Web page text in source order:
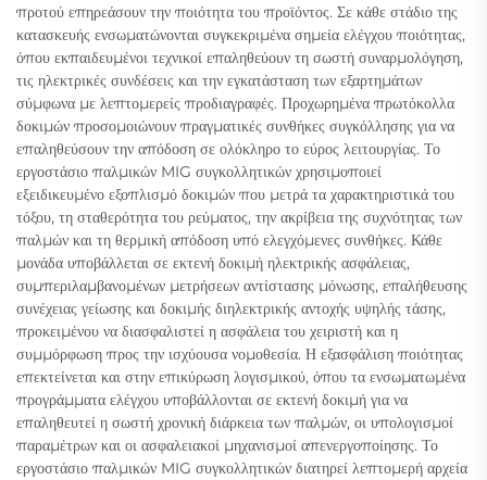
προτού επηρεάσουν την ποιότητα του προϊόντος. Σε κάθε στάδιο της
κατασκευής ενσωματώνονται συγκεκριμένα σημεία ελέγχου ποιότητας,
όπου εκπαιδευμένοι τεχνικοί επαληθεύουν τη σωστή συναρμολόγηση,
τις ηλεκτρικές συνδέσεις και την εγκατάσταση των εξαρτημάτων
σύμφωνα με λεπτομερείς προδιαγραφές. Προχωρημένα πρωτόκολλα
δοκιμών προσομοιώνουν πραγματικές συνθήκες συγκόλλησης για να
επαληθεύσουν την απόδοση σε ολόκληρο το εύρος λειτουργίας. Το
εργοστάσιο παλμικών MIG συγκολλητικών χρησιμοποιεί
εξειδικευμένο εξοπλισμό δοκιμών που μετρά τα χαρακτηριστικά του
τόξου, τη σταθερότητα του ρεύματος, την ακρίβεια της συχνότητας των
παλμών και τη θερμική απόδοση υπό ελεγχόμενες συνθήκες. Κάθε
μονάδα υποβάλλεται σε εκτενή δοκιμή ηλεκτρικής ασφάλειας,
συμπεριλαμβανομένων μετρήσεων αντίστασης μόνωσης, επαλήθευσης
συνέχειας γείωσης και δοκιμής διηλεκτρικής αντοχής υψηλής τάσης,
προκειμένου να διασφαλιστεί η ασφάλεια του χειριστή και η
συμμόρφωση προς την ισχύουσα νομοθεσία. Η εξασφάλιση ποιότητας
επεκτείνεται και στην επικύρωση λογισμικού, όπου τα ενσωματωμένα
προγράμματα ελέγχου υποβάλλονται σε εκτενή δοκιμή για να
επαληθευτεί η σωστή χρονική διάρκεια των παλμών, οι υπολογισμοί
παραμέτρων και οι ασφαλειακοί μηχανισμοί απενεργοποίησης. Το
εργοστάσιο παλμικών MIG συγκολλητικών διατηρεί λεπτομερή αρχεία